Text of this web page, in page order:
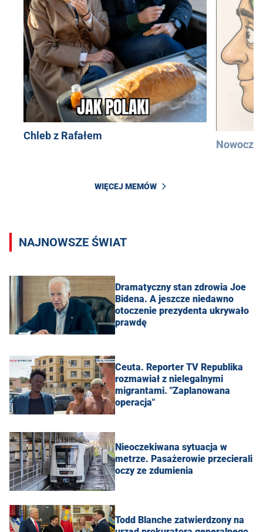
Chleb z Rafałem
WIĘCEJ MEMÓW
NAJNOWSZE ŚWIAT
Dramatyczny stan zdrowia Joe
Bidena. A jeszcze niedawno
otoczenie prezydenta ukrywało
prawdę
Ceuta. Reporter TV Republika
rozmawiał z nielegalnymi
migrantami. "Zaplanowana
operacja"
Nieoczekiwana sytuacja w
metrze. Pasażerowie przecierali
oczy ze zdumienia
Todd Blanche zatwierdzony na